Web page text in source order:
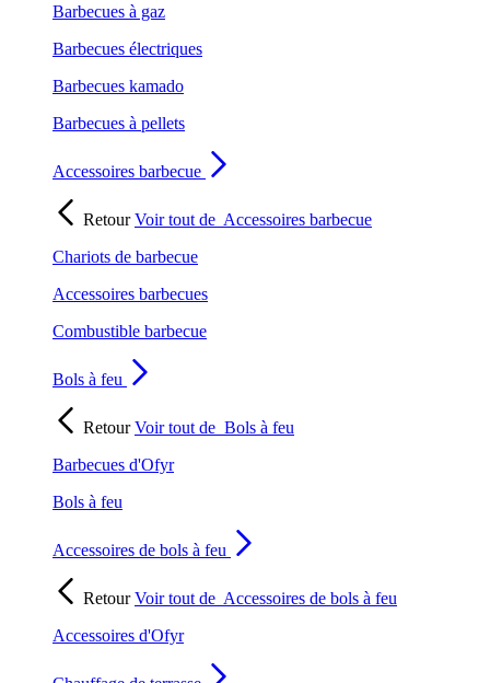
Barbecues à gaz
Barbecues électriques
Barbecues kamado
Barbecues à pellets
Accessoires barbecue
RetourVoir tout de Accessoires barbecue
Chariots de barbecue
Accessoires barbecues
Combustible barbecue
Bols à feu
RetourVoir tout de Bols à feu
Barbecues d'Ofyr
Bols à feu
Accessoires de bols à feu
RetourVoir tout de Accessoires de bols à feu
Accessoires d'Ofyr